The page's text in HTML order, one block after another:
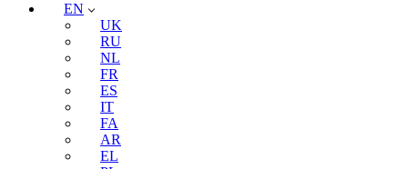
EN
UK
RU
NL
FR
ES
IT
FA
AR
EL